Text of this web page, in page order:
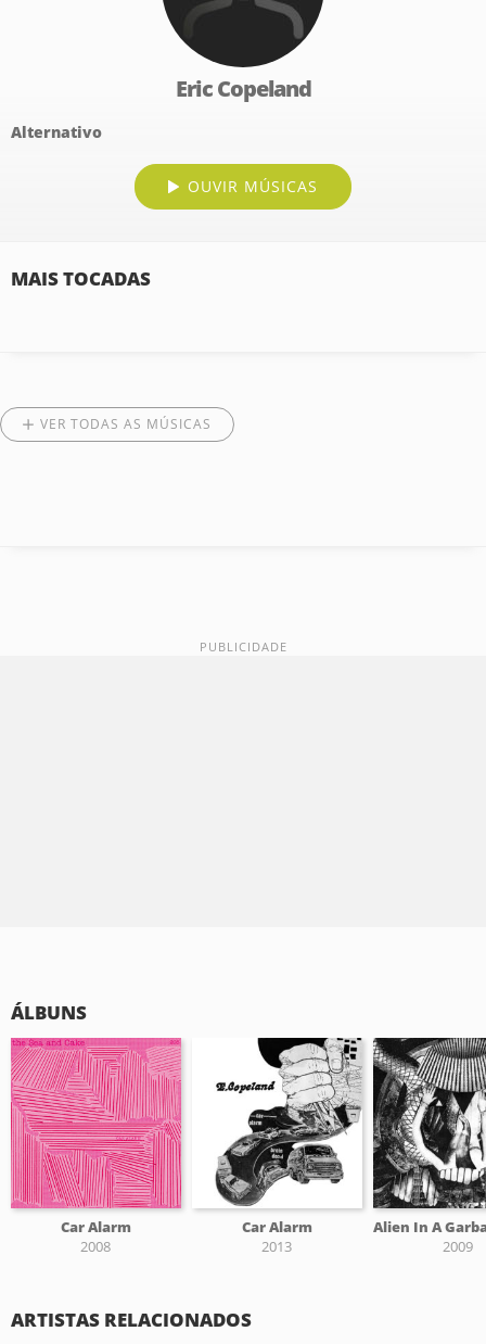
Eric Copeland
Alternativo
OUVIR MÚSICAS
MAIS TOCADAS
VER TODAS AS MÚSICAS
ÁLBUNS
Car Alarm
2008
Car Alarm
2013
2009
ARTISTAS RELACIONADOS